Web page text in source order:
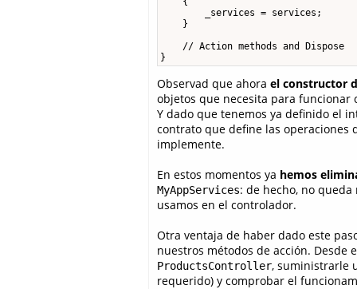
        _services = services;
    }
    // Action methods and Dispose
}
Observad que ahora el constructor
objetos que necesita para
Y dado que tenemos ya definido el
contrato que define las operaciones
implemente.
En estos momentos ya hemos
MyAppServices: de hecho, no
usamos en el controlador.
Otra ventaja de haber dado este
nuestros métodos de acción. Desde
ProductsController, suministrarle
requerido) y comprobar el